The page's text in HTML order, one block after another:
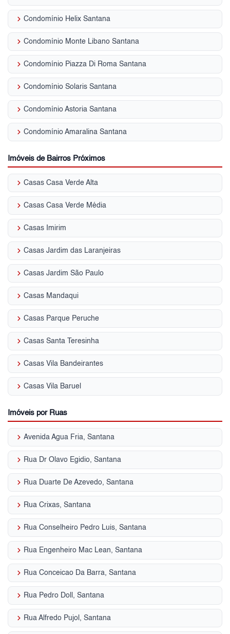
keyboard_arrow_right Condomínio Helix Santana
keyboard_arrow_right Condomínio Monte Libano Santana
keyboard_arrow_right Condomínio Piazza Di Roma Santana
keyboard_arrow_right Condomínio Solaris Santana
keyboard_arrow_right Condomínio Astoria Santana
keyboard_arrow_right Condomínio Amaralina Santana
Imóveis de Bairros Próximos
keyboard_arrow_right Casas Casa Verde Alta
keyboard_arrow_right Casas Casa Verde Média
keyboard_arrow_right Casas Imirim
keyboard_arrow_right Casas Jardim das Laranjeiras
keyboard_arrow_right Casas Jardim São Paulo
keyboard_arrow_right Casas Mandaqui
keyboard_arrow_right Casas Parque Peruche
keyboard_arrow_right Casas Santa Teresinha
keyboard_arrow_right Casas Vila Bandeirantes
keyboard_arrow_right Casas Vila Baruel
Imóveis por Ruas
keyboard_arrow_right Avenida Agua Fria, Santana
keyboard_arrow_right Rua Dr Olavo Egidio, Santana
keyboard_arrow_right Rua Duarte De Azevedo, Santana
keyboard_arrow_right Rua Crixas, Santana
keyboard_arrow_right Rua Conselheiro Pedro Luis, Santana
keyboard_arrow_right Rua Engenheiro Mac Lean, Santana
keyboard_arrow_right Rua Conceicao Da Barra, Santana
keyboard_arrow_right Rua Pedro Doll, Santana
keyboard_arrow_right Rua Alfredo Pujol, Santana